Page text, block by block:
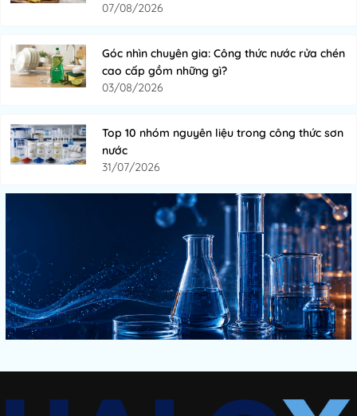
07/08/2026
Góc nhìn chuyên gia: Công thức nước rửa chén
cao cấp gồm những gì?
03/08/2026
Top 10 nhóm nguyên liệu trong công thức sơn
nước
31/07/2026